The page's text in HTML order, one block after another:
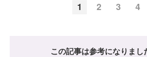
1 2 3 4
この記事は参考になりまし